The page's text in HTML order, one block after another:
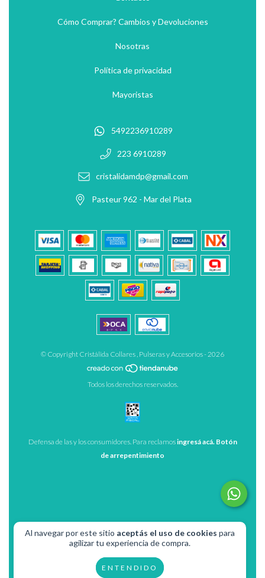
Al navegar por este sitio aceptás el uso de cookies para
agilizar tu experiencia de compra.
ENTENDIDO
Cómo Comprar? Cambios y Devoluciones
Nosotras
Política de privacidad
Mayoristas
5492236910289
223 6910289
cristalidamdp@gmail.com
Pasteur 962 - Mar del Plata
© Copyright Cristálida Collares , Pulseras y Accesorios - 2026
Todos los derechos reservados.
Defensa de las y los consumidores. Para reclamosingresá acá. Botón
de arrepentimiento